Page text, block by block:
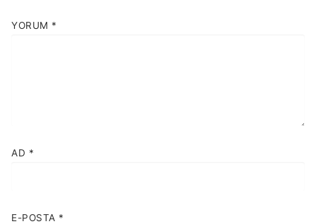
YORUM *
AD *
E-POSTA *